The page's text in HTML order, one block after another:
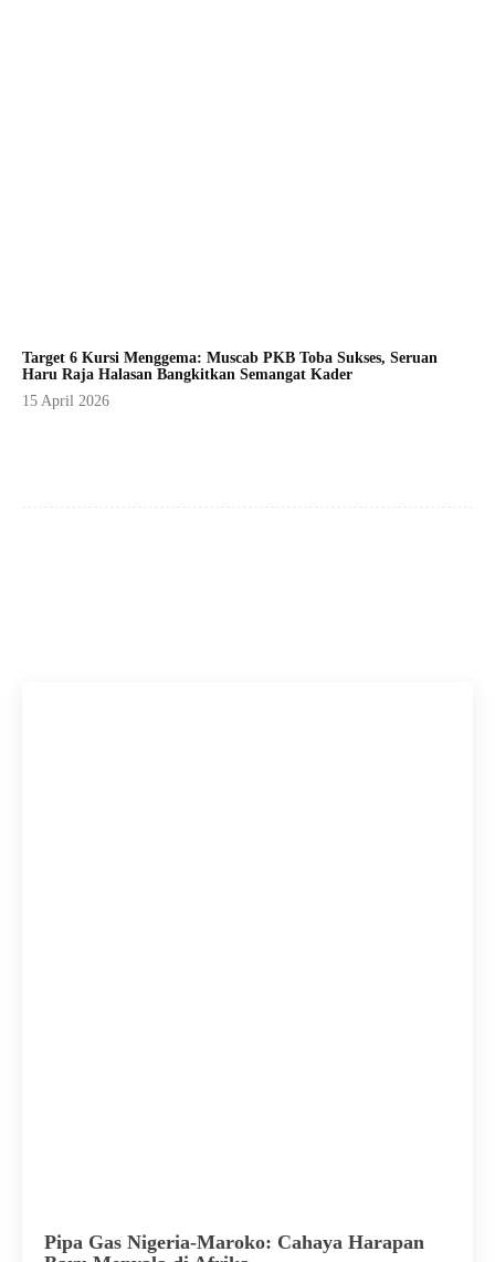
Target 6 Kursi Menggema: Muscab PKB Toba Sukses, Seruan
Haru Raja Halasan Bangkitkan Semangat Kader
15 April 2026
Pipa Gas Nigeria-Maroko: Cahaya Harapan